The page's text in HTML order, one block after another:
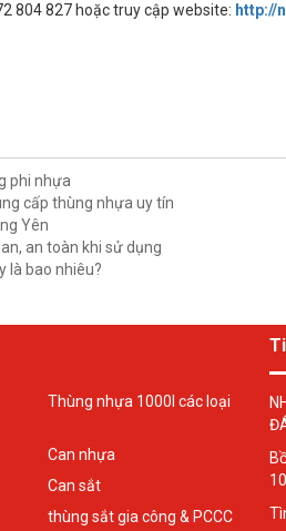
804 827 hoặc truy cập website: http://
phi nhựa
cấp thùng nhựa uy tín
Yên
an toàn khi sử dụng
là bao nhiêu?
Thùng nhựa 1000l các loại
Can nhựa
Can sắt
thùng sắt gia công & PCCC